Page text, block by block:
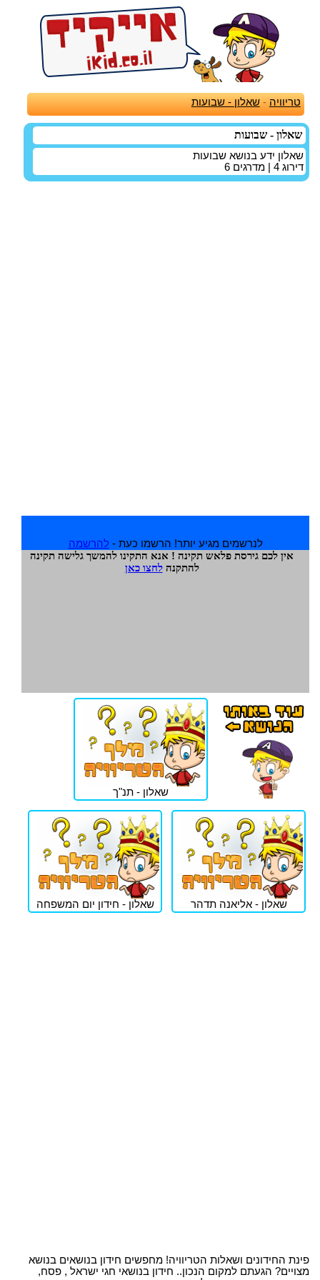
טריוויה -שאלון - שבועות
שאלון - שבועות
שאלון ידע בנושא שבועות
דירוג 4 | מדרגים 6
לנרשמים מגיע יותר! הרשמו כעת - להרשמה
אין לכם גירסת פלאש תקינה ! אנא התקינו להמשך גלישה תקינה
להתקנהלחצו כאן
שאלון - תנ"ך
שאלון - אליאנה תדהר שאלון - חידון יום המשפחה
פינת החידונים ושאלות הטריוויה! מחפשים חידון בנושאים בנושא
מצויים? הגעתם למקום הנכון.. חידון בנושאי חגי ישראל , פסח,